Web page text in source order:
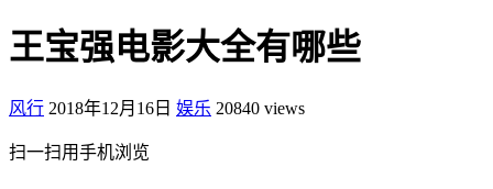
王宝强电影大全有哪些
风行 2018年12月16日 娱乐 20840 views
扫一扫用手机浏览